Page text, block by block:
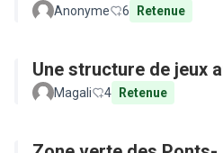
Anonyme 6 Retenue
Une structure de jeux
Magali 4 Retenue